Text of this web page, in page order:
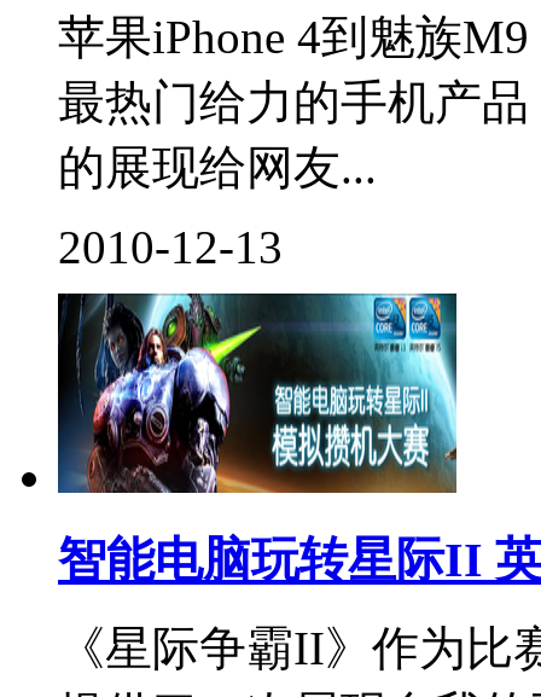
苹果iPhone 4到魅族
最热门给力的手机产
的展现给网友...
2010-12-13
智能电脑玩转星际II
《星际争霸II》作为